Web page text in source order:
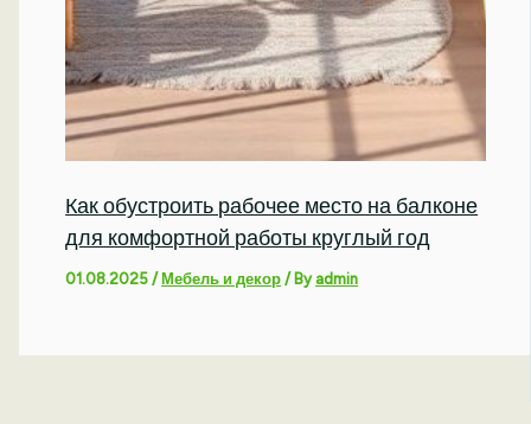
Как обустроить рабочее место на балконе
для комфортной работы круглый год
01.08.2025/ Мебель и декор / Byadmin